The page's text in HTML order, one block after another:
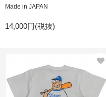
Made in JAPAN
14,000円(税抜)